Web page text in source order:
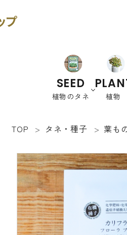
SEED
植物のタネ 植物
TOP タネ・種子 葉も